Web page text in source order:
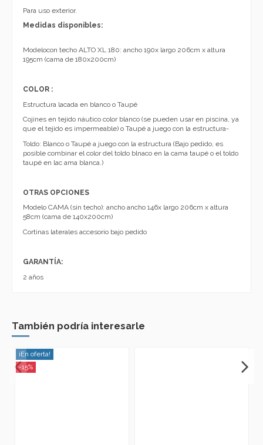
Para uso exterior.
Medidas disponibles:
Modelocon techo ALTO XL 180: ancho 190x largo 206cm x altura
195cm (cama de 180x200cm)
COLOR :
Estructura lacada en blanco o Taupé
Cojines en tejido náutico color blanco (se pueden usar en piscina, ya
que el tejido es impermeable) o Taupé a juego con la estructura-
Toldo: Blanco o Taupé a juego con la estructura (Bajo pedido, es
posible combinar el color del toldo blnaco en la cama taupé o el toldo
taupé en lac ama blanca.)
OTRAS OPCIONES
Modelo CAMA (sin techo): ancho ancho 146x largo 206cm x altura
58cm (cama de 140x200cm)
Cortinas laterales accesorio bajo pedido
GARANTÍA:
2 años
También podría interesarle
¡En oferta!
-15%